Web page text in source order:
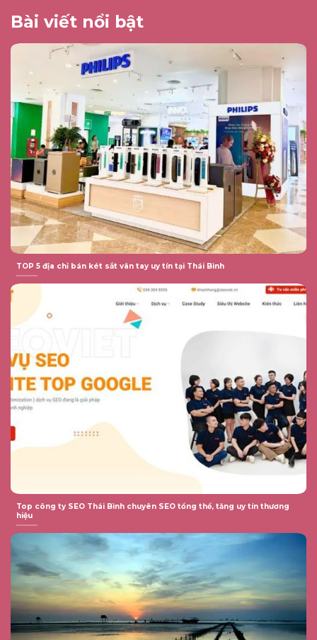
Bài viết nổi bật
TOP 5 địa chỉ bán két sắt vân tay uy tín tại Thái Bình
Top công ty SEO Thái Bình chuyên SEO tổng thể, tăng uy tín thương
hiệu